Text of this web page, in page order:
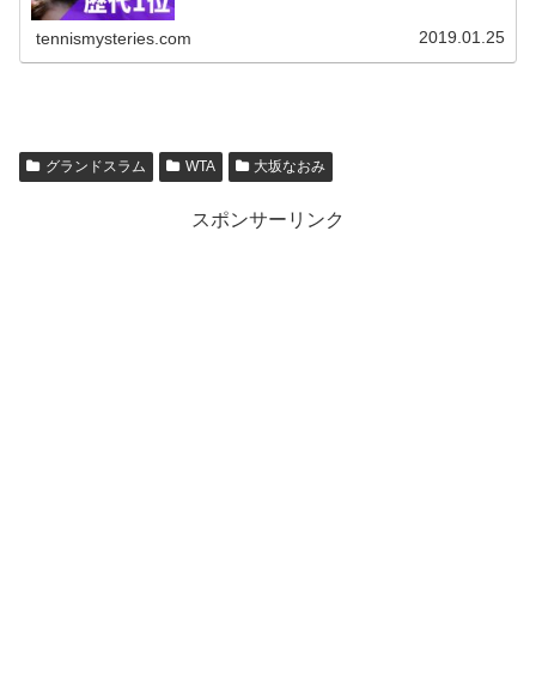
tennismysteries.com 2019.01.25
グランドスラム WTA 大坂なおみ
スポンサーリンク